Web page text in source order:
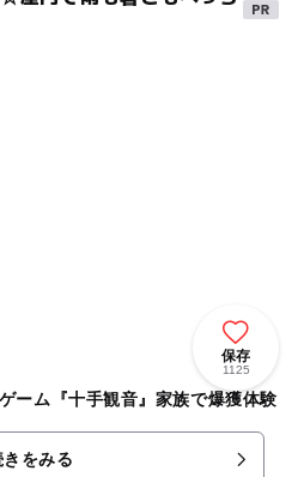
保存
1125
ーム『十手観音』家族で爆獲体験
きをみる